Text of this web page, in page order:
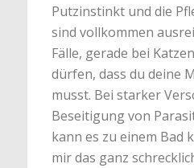
Putzinstinkt und die
sind vollkommen
Fälle, gerade bei
dürfen, dass du deine
musst. Bei starker
Beseitigung von
kann es zu einem Bad
mir das ganz